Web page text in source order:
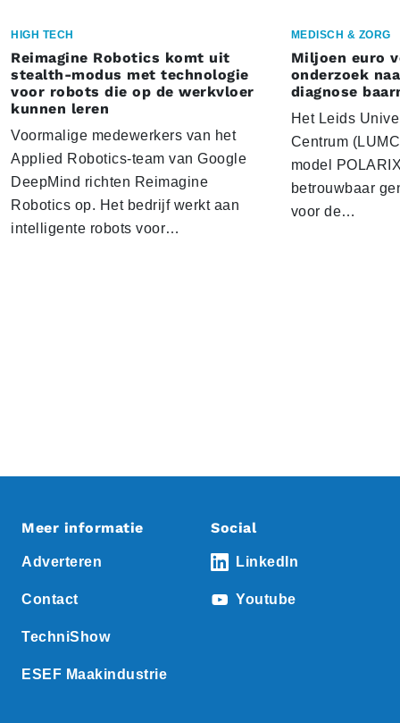
HIGH TECH
Reimagine Robotics komt uit
stealth-modus met technologie
voor robots die op de werkvloer
kunnen leren
Voormalige medewerkers van het
Applied Robotics-team van Google
DeepMind richten Reimagine
Robotics op. Het bedrijf werkt aan
intelligente robots voor…
MEDISCH & ZORG
Miljoen euro
onderzoek
diagnose
Het Leids
Centrum
model
betrouwbaar
voor de…
Meer informatie
Adverteren
Contact
TechniShow
ESEF Maakindustrie
Social
LinkedIn
Youtube